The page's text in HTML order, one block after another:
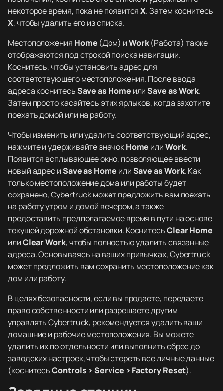
некоторое время, пока не появитсяX. Затем коснитесь
X, чтобы удалить его из списка.
Местоположения Home (Дом) иWork(Работа) также
отображаются под строкой поиска навигации.
Коснитесь, чтобы установить адрес для
соответствующего местоположения. После ввода
адреса коснитесьSave as Home илиSave as Work.
Затем просто касайтесь этих ярлыков, когда захотите
поехать домой или на работу.
Чтобы изменить или удалить соответствующий адрес,
нажмите и удерживайте значокHome илиWork.
Появится всплывающее окно, позволяющее ввести
новый адрес иSave as Home илиSave as Work. Как
только местоположение дома или работы будет
сохранено, Cybertruck может предложить вам поехать
на работу утром и домой вечером, а также
предоставить предполагаемое время в пути на основе
текущей дорожной обстановки. КоснитесьClear Home
илиClear Work, чтобы полностью удалить связанные
адреса. Основываясь на ваших привычках, Cybertruck
может предложить вам сохранить местоположение как
дом или работу.
В целях безопасности, если вы продаете, передаете
право собственности или разрешаете другим
управлять Cybertruck, рекомендуется удалить ваши
домашние и рабочие местоположения. Вы можете
удалить их по отдельности или выполнить сброс до
заводских настроек, чтобы стереть все личные данные
(коснитесьControls > Service > Factory Reset).